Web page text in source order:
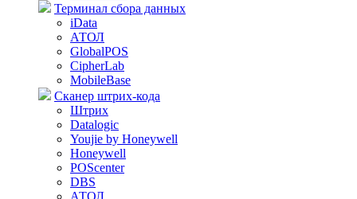
Терминал сбора данных
iData
АТОЛ
GlobalPOS
CipherLab
MobileBase
Сканер штрих-кода
Штрих
Datalogic
Youjie by Honeywell
Honeywell
POScenter
DBS
АТОЛ